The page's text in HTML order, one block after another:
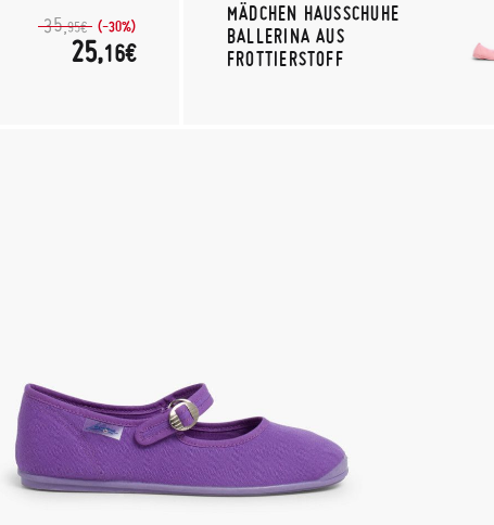
35,95€ (-30%)
25,16€
MÄDCHEN HAUSSCHUHE
BALLERINA AUS
FROTTIERSTOFF